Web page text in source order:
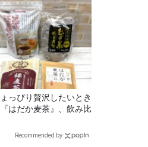
ょっぴり贅沢したいとき
はだか麦茶』、飲み比
Recommended by